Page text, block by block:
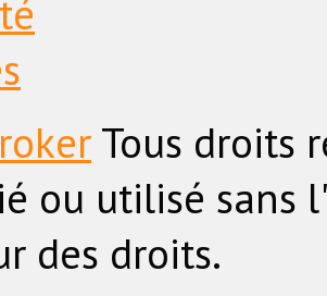
Tous droits
ou utilisé sans
des droits.